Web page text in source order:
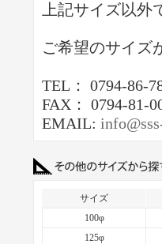
上記サイズ以
ご希望のサイズ
TEL： 0794-86-
FAX： 0794-81-
EMAIL:
サイズ
100φ
125φ